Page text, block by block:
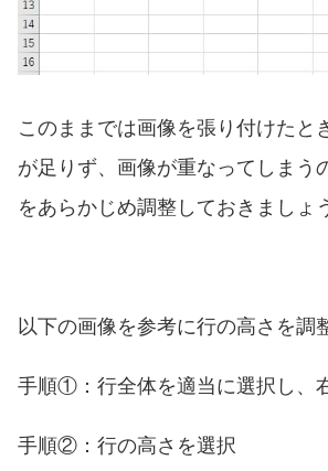
このままでは画像を張り付けたと
が足りず、画像が重なってしまう
をあらかじめ調整しておきましょ
以下の画像を参考に行の高さを調
手順①：行全体を適当に選択し、
手順②：行の高さを選択